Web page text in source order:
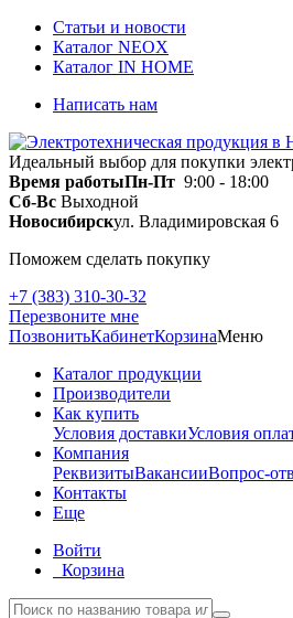
Статьи и новости
Каталог NEOX
Каталог IN HOME
Написать нам
Идеальный выбор для покупки
Время работыПн-Пт 9:00 - 18:00
Сб-Вс Выходной
Новосибирскул. Владимировская 6
Поможем сделать покупку
+7 (383) 310-30-32
Перезвоните мне
ПозвонитьКабинетКорзинаМеню
Каталог продукции
Производители
Как купить
Условия доставкиУсловия
Компания
РеквизитыВакансииВопрос-
Контакты
Еще
Войти
Корзина